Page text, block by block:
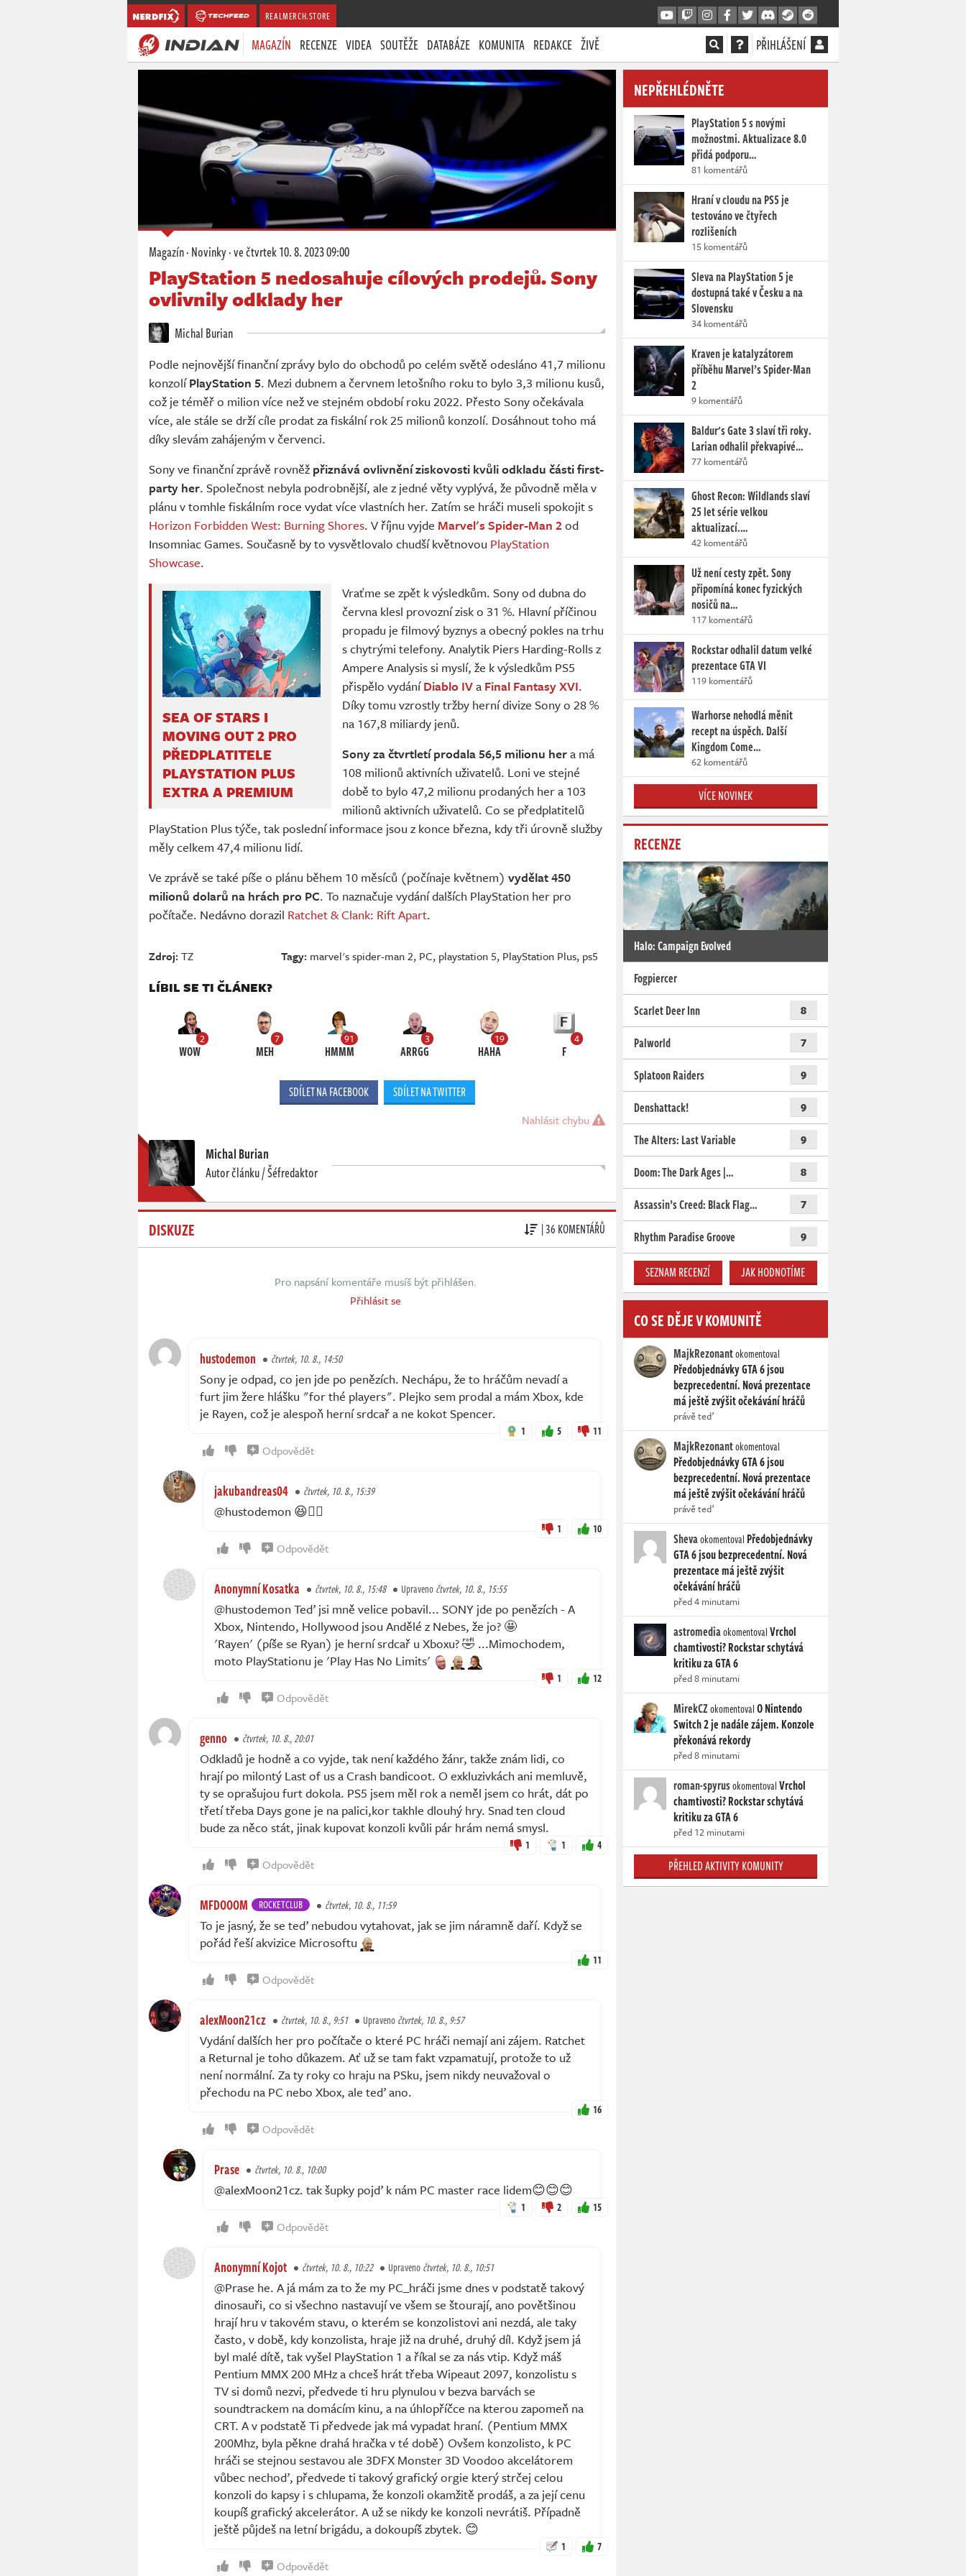
REALMERCH.STORE
MAGAZÍN RECENZE VIDEA SOUTĚŽE DATABÁZE KOMUNITA REDAKCE ŽIVĚ PŘIHLÁŠENÍ
Magazín·Novinky·ve čtvrtek10. 8. 2023 09:00
PlayStation 5 nedosahuje cílových prodejů. Sony
ovlivnily odklady her
Michal Burian
Podle nejnovější finanční zprávy bylo do obchodů po celém světě odesláno 41,7 milionu
konzolíPlayStation 5. Mezi dubnem a červnem letošního roku to bylo 3,3 milionu kusů,
což je téměř o milion více než ve stejném období roku 2022. Přesto Sony očekávala
více, ale stále se drží cíle prodat za fiskální rok 25 milionů konzolí. Dosáhnout toho má
díky slevám zahájeným v červenci.
Sony ve finanční zprávě rovněž přiznává ovlivnění ziskovosti kvůli odkladu části first-
party her. Společnost nebyla podrobnější, ale z jedné věty vyplývá, že původně měla v
plánu v tomhle fiskálním roce vydat více vlastních her. Zatím se hráči museli spokojit s
Horizon Forbidden West: Burning Shores. V říjnu vyjde Marvel's Spider-Man 2od
Insomniac Games. Současně by to vysvětlovalo chudší květnovou PlayStation
Showcase.
SEA OF ​​​​STARS I
MOVING OUT 2 PRO
PŘEDPLATITELE
PLAYSTATION PLUS
EXTRA A PREMIUM
Vraťme se zpět k výsledkům. Sony od dubna do
června klesl provozní zisk o 31 %. Hlavní příčinou
propadu je filmový byznys a obecný pokles na trhu
s chytrými telefony. Analytik Piers Harding-Rolls z
Ampere Analysis si myslí, že k výsledkům PS5
přispělo vydáníDiablo IVa Final Fantasy XVI.
Díky tomu vzrostly tržby herní divize Sony o 28 %
na 167,8 miliardy jenů.
Sony za čtvrtletí prodala 56,5 milionu hera má
108 milionů aktivních uživatelů. Loni ve stejné
době to bylo 47,2 milionu prodaných her a 103
milionů aktivních uživatelů. Co se předplatitelů
PlayStation Plus týče, tak poslední informace jsou z konce března, kdy tři úrovně služby
měly celkem 47,4 milionu lidí.
Ve zprávě se také píše o plánu během 10 měsíců (počínaje květnem) vydělat 450
milionů dolarů na hrách pro PC. To naznačuje vydání dalších PlayStation her pro
počítače. Nedávno dorazil Ratchet & Clank: Rift Apart.
Zdroj:TZ Tagy: marvel's spider-man 2, PC, playstation 5, PlayStation Plus, ps5
LÍBIL SE TI ČLÁNEK?
2
WOW
7
MEH
91
HMMM
3
ARRGG
19
HAHA
4
F
SDÍLET NA FACEBOOK SDÍLET NA TWITTER
Nahlásit chybu
Michal Burian
Autor článku / Šéfredaktor
DISKUZE | 36 KOMENTÁŘŮ
Pro napsání komentáře musíš být přihlášen.
Přihlásit se
hustodemon čtvrtek, 10. 8., 14:50
Sony je odpad, co jen jde po penězích. Nechápu, že to hráčům nevadí a
furt jim žere hlášku "for thé players". Plejko sem prodal a mám Xbox, kde
je Rayen, což je alespoň herní srdcař a ne kokot Spencer.
1 5 11
Odpovědět
jakubandreas04 čtvrtek, 10. 8., 15:39
@hustodemon 😆🤦‍♂️
1 10
Odpovědět
Anonymní Kosatka čtvrtek, 10. 8., 15:48 Upravenočtvrtek, 10. 8., 15:55
@hustodemon Teď jsi mně velice pobavil... SONY jde po penězích - A
Xbox, Nintendo, Hollywood jsou Andělé z Nebes, že jo? 🤩
'Rayen' (píše se Ryan) je herní srdcař u Xboxu? 🤣 ...Mimochodem,
moto PlayStationu je 'Play Has No Limits'
1 12
Odpovědět
genno čtvrtek, 10. 8., 20:01
Odkladů je hodně a co vyjde, tak není každého žánr, takže znám lidi, co
hrají po milontý Last of us a Crash bandicoot. O exkluzivkách ani memluvě,
ty se oprašujou furt dokola. PS5 jsem měl rok a neměl jsem co hrát, dát po
třetí třeba Days gone je na palici,kor takhle dlouhý hry. Snad ten cloud
bude za něco stát, jinak kupovat konzoli kvůli pár hrám nemá smysl.
1 1 4
Odpovědět
MFDOOOM ROCKETCLUB čtvrtek, 10. 8., 11:59
To je jasný, že se teď nebudou vytahovat, jak se jim náramně daří. Když se
pořád řeší akvizice Microsoftu
11
Odpovědět
alexMoon21cz čtvrtek, 10. 8., 9:51 Upravenočtvrtek, 10. 8., 9:57
Vydání dalších her pro počítače o které PC hráči nemají ani zájem. Ratchet
a Returnal je toho důkazem. Ať už se tam fakt vzpamatují, protože to už
není normální. Za ty roky co hraju na PSku, jsem nikdy neuvažoval o
přechodu na PC nebo Xbox, ale teď ano.
16
Odpovědět
Prase čtvrtek, 10. 8., 10:00
@alexMoon21cz. tak šupky pojď k nám PC master race lidem😊😊😊
1 2 15
Odpovědět
Anonymní Kojot čtvrtek, 10. 8., 10:22 Upravenočtvrtek, 10. 8., 10:51
@Prase he. A já mám za to že my PC_hráči jsme dnes v podstatě takový
dinosauři, co si všechno nastavují ve všem se štourají, ano povětšinou
hrají hru v takovém stavu, o kterém se konzolistovi ani nezdá, ale taky
často, v době, kdy konzolista, hraje již na druhé, druhý díl. Když jsem já
byl malé dítě, tak vyšel PlayStation 1 a říkal se za nás vtip. Když máš
Pentium MMX 200 MHz a chceš hrát třeba Wipeaut 2097, konzolistu s
TV si domů nezvi, předvede ti hru plynulou v bezva barvách se
soundtrackem na domácím kinu, a na úhlopříčce na kterou zapomeň na
CRT. A v podstatě Ti předvede jak má vypadat hraní. (Pentium MMX
200Mhz, byla pěkne drahá hračka v té době) Ovšem konzolisto, k PC
hráči se stejnou sestavou ale 3DFX Monster 3D Voodoo akcelátorem
vůbec nechoď, předvede ti takový grafický orgie který strčej celou
konzoli do kapsy i s chlupama, že konzoli okamžitě prodáš, a za její cenu
koupíš grafický akcelerátor. A už se nikdy ke konzoli nevrátiš. Případně
ještě půjdeš na letní brigádu, a dokoupíš zbytek. 😊
1 7
Odpovědět
NEPŘEHLÉDNĚTE
PlayStation 5 s novými
možnostmi. Aktualizace 8.0
přidá podporu…
81 komentářů
Hraní v cloudu na PS5 je
testováno ve čtyřech
rozlišeních
15 komentářů
Sleva na PlayStation 5 je
dostupná také v Česku a na
Slovensku
34 komentářů
Kraven je katalyzátorem
příběhu Marvel’s Spider-Man
2
9 komentářů
Baldur's Gate 3 slaví tři roky.
Larian odhalil překvapivé…
77 komentářů
Ghost Recon: Wildlands slaví
25 let série velkou
aktualizací.…
42 komentářů
Už není cesty zpět. Sony
připomíná konec fyzických
nosičů na…
117 komentářů
Rockstar odhalil datum velké
prezentace GTA VI
119 komentářů
Warhorse nehodlá měnit
recept na úspěch. Další
Kingdom Come…
62 komentářů
VÍCE NOVINEK
RECENZE
Halo: Campaign Evolved
Fogpiercer
Scarlet Deer Inn
8
Palworld 7
Splatoon Raiders 9
Denshattack! 9
The Alters: Last Variable 9
Doom: The Dark Ages |… 8
Assassin’s Creed: Black Flag… 7
Rhythm Paradise Groove 9
SEZNAM RECENZÍ JAK HODNOTÍME
CO SE DĚJE V KOMUNITĚ
MajkRezonantokomentoval
Předobjednávky GTA 6 jsou
bezprecedentní. Nová prezentace
má ještě zvýšit očekávání hráčů
právě teď
MajkRezonantokomentoval
Předobjednávky GTA 6 jsou
bezprecedentní. Nová prezentace
má ještě zvýšit očekávání hráčů
právě teď
Shevaokomentoval Předobjednávky
GTA 6 jsou bezprecedentní. Nová
prezentace má ještě zvýšit
očekávání hráčů
před 4 minutami
astromediaokomentovalVrchol
chamtivosti? Rockstar schytává
kritiku za GTA 6
před 8 minutami
MirekCZokomentovalO Nintendo
Switch 2 je nadále zájem. Konzole
překonává rekordy
před 8 minutami
roman-spyrusokomentovalVrchol
chamtivosti? Rockstar schytává
kritiku za GTA 6
před 12 minutami
PŘEHLED AKTIVITY KOMUNITY